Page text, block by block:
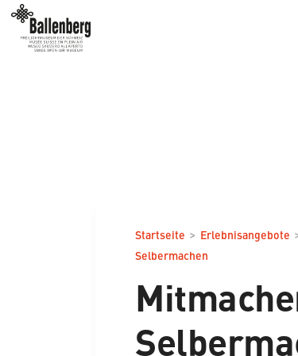
Startseite > Erlebnisangebote
Selbermachen